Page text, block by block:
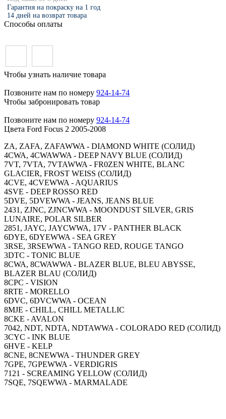
Гарантия на покраску на 1 год
14 дней на возврат товара
Способы оплаты
Чтобы узнать наличие товара
Позвоните нам по номеру 924-14-74
Чтобы забронировать товар
Позвоните нам по номеру 924-14-74
Цвета Ford Focus 2 2005-2008
ZA, ZAFA, ZAFAWWA - DIAMOND WHITE (СОЛИД)
4CWA, 4CWAWWA - DEEP NAVY BLUE (СОЛИД)
7VT, 7VTA, 7VTAWWA - FR0ZEN WHITE, BLANC
GLACIER, FROST WEISS (СОЛИД)
4CVE, 4CVEWWA - AQUARIUS
4SVE - DEEP ROSSO RED
5DVE, 5DVEWWA - JEANS, JEANS BLUE
2431, ZJNC, ZJNCWWA - MOONDUST SILVER, GRIS
LUNAIRE, POLAR SILBER
2851, JAYC, JAYCWWA, 17V - PANTHER BLACK
6DYE, 6DYEWWA - SEA GREY
3RSE, 3RSEWWA - TANGO RED, ROUGE TANGO
3DTC - TONIC BLUE
8CWA, 8CWAWWA - BLAZER BLUE, BLEU ABYSSE,
BLAZER BLAU (СОЛИД)
8CPC - VISION
8RTE - MORELLO
6DVC, 6DVCWWA - OCEAN
8MJE - CHILL, CHILL METALLIC
8CKE - AVALON
7042, NDT, NDTA, NDTAWWA - COLORADO RED (СОЛИД)
3CYC - INK BLUE
6HVE - KELP
8CNE, 8CNEWWA - THUNDER GREY
7GPE, 7GPEWWA - VERDIGRIS
7121 - SCREAMING YELLOW (СОЛИД)
7SQE, 7SQEWWA - MARMALADE